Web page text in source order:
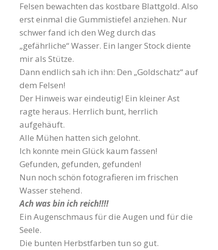
Felsen bewachten das kostbare Blattgold. Also
erst einmal die Gummistiefel anziehen. Nur
schwer fand ich den Weg durch das
„gefährliche“ Wasser. Ein langer Stock diente
mir als Stütze.
Dann endlich sah ich ihn: Den „Goldschatz“ auf
dem Felsen!
Der Hinweis war eindeutig! Ein kleiner Ast
ragte heraus. Herrlich bunt, herrlich
aufgehäuft.
Alle Mühen hatten sich gelohnt.
Ich konnte mein Glück kaum fassen!
Gefunden, gefunden, gefunden!
Nun noch schön fotografieren im frischen
Wasser stehend.
Ach was bin ich reich!!!!
Ein Augenschmaus für die Augen und für die
Seele.
Die bunten Herbstfarben tun so gut.